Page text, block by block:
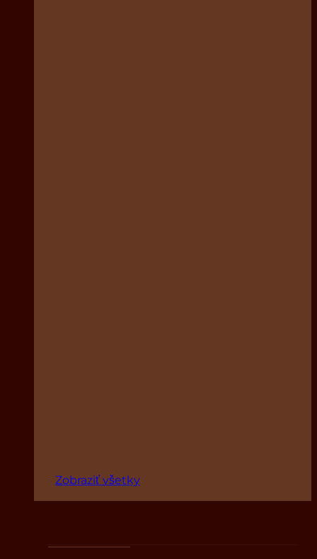
Zobraziť všetky